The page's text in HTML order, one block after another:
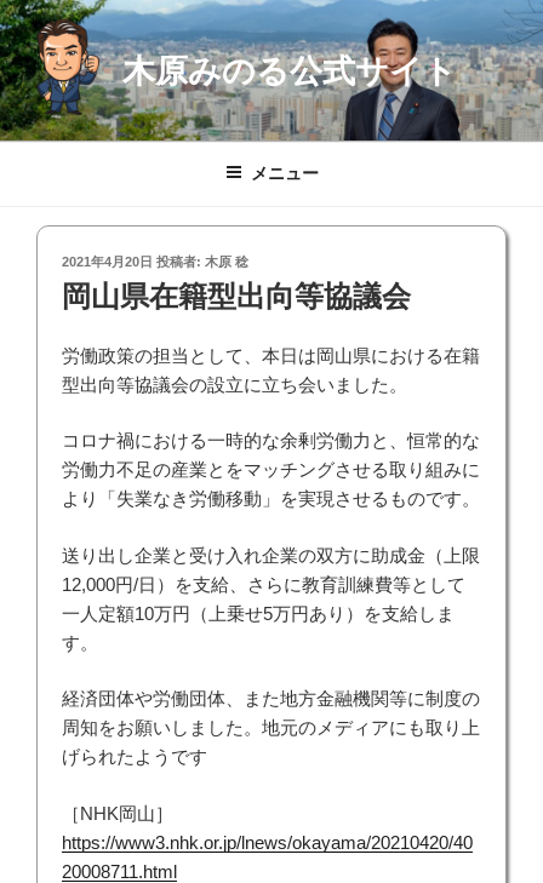
コ
ン
テ
ン
ツ
木原みのる公式サイト
メニュー
投
稿
日:
2021年4月20日 投稿者: 木原 稔
岡山県在籍型出向等協議会
労働政策の担当として、本日は岡山県における在籍
型出向等協議会の設立に立ち会いました。
コロナ禍における一時的な余剰労働力と、恒常的な
労働力不足の産業とをマッチングさせる取り組みに
より「失業なき労働移動」を実現させるものです。
送り出し企業と受け入れ企業の双方に助成金（上限
12,000円/日）を支給、さらに教育訓練費等として
一人定額10万円（上乗せ5万円あり）を支給しま
す。
経済団体や労働団体、また地方金融機関等に制度の
周知をお願いしました。地元のメディアにも取り上
げられたようです
［NHK岡山］
https://www3.nhk.or.jp/lnews/okayama/20210420/40
20008711.html